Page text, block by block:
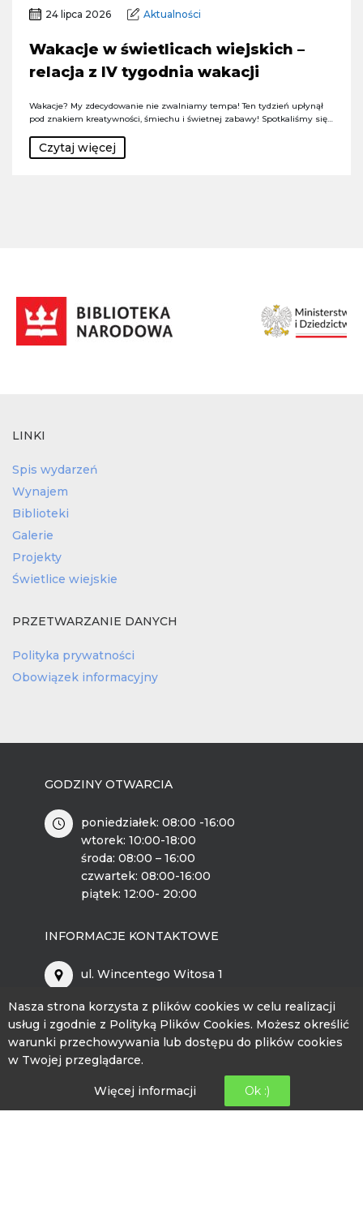
24 lipca 2026 Aktualności
Wakacje w świetlicach wiejskich –
relacja z IV tygodnia wakacji
Wakacje? My zdecydowanie nie zwalniamy tempa! Ten tydzień upłynął
pod znakiem kreatywności, śmiechu i świetnej zabawy! Spotkaliśmy się…
Czytaj więcej
LINKI
Spis wydarzeń
Wynajem
Biblioteki
Galerie
Projekty
Świetlice wiejskie
PRZETWARZANIE DANYCH
Polityka prywatności
Obowiązek informacyjny
GODZINY OTWARCIA
poniedziałek: 08:00 -16:00
wtorek: 10:00-18:00
środa: 08:00 – 16:00
czwartek: 08:00-16:00
piątek: 12:00- 20:00
INFORMACJE KONTAKTOWE
ul. Wincentego Witosa 1
bckip@lubiewo.pl
kontakt.bckip@lubiewo.pl
512 864 195
Nasza strona korzysta z plików cookies w celu realizacji
usług i zgodnie z Polityką Plików Cookies. Możesz określić
warunki przechowywania lub dostępu do plików cookies
w Twojej przeglądarce.
Więcej informacji Ok :)